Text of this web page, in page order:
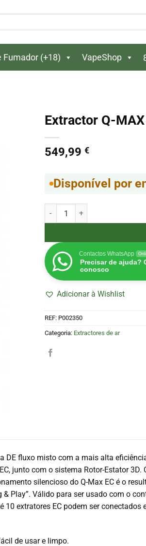
Fumador (+18) VapeShop
Extractor Q-
549,99 €
Disponível por
Quantidade de Extractor Q-
Contactos WhatsApp
Precisar de ajuda?
conosco
Adicionar à Wishlist
REF: P002350
Categoria: Extractores de ar
DE fluxo misto com a mais alta
junto com o sistema Rotor-Estator 3D.
silencioso do Q-Max EC é o
Play”. Válido para ser usado com o
10 extratores EC podem ser
de usar e limpo.